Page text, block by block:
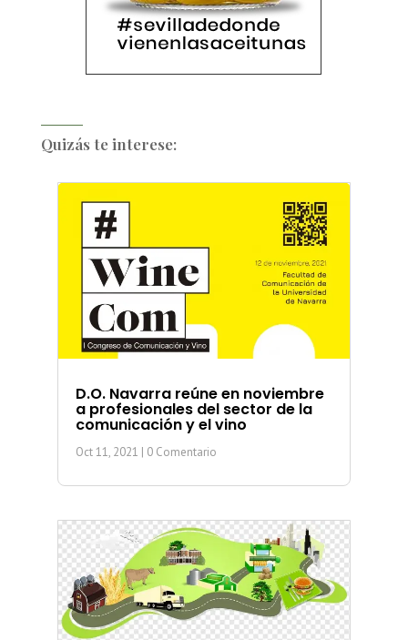
Quizás te interese:
D.O. Navarra reúne en noviembre
a profesionales del sector de la
comunicación y el vino
Oct 11, 2021 | 0 Comentario